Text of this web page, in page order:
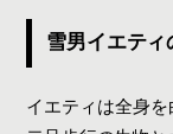
現地で
イエティに映
雪男イエティ
イエティは全身